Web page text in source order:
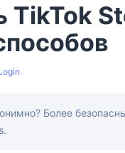
TikTok
Более